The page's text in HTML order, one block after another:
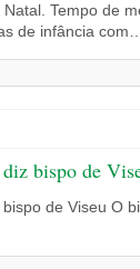
Tempo de
de infância com…
bispo de
de Viseu O